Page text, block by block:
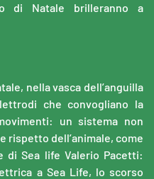
di Natale brilleranno a
nella vasca dell’anguilla
che convogliano la
un sistema non
rispetto dell’animale, come
di Sea life Valerio Pacetti:
a Sea Life, lo scorso